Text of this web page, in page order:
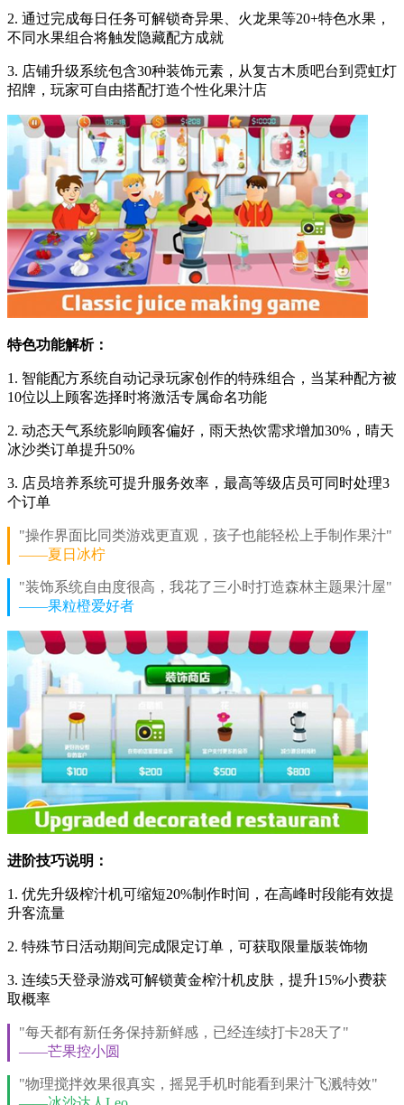
2. 通过完成每日任务可解锁奇异果、火龙果等20+特色水果，
不同水果组合将触发隐藏配方成就
3. 店铺升级系统包含30种装饰元素，从复古木质吧台到霓虹灯
招牌，玩家可自由搭配打造个性化果汁店
特色功能解析：
1. 智能配方系统自动记录玩家创作的特殊组合，当某种配方被
10位以上顾客选择时将激活专属命名功能
2. 动态天气系统影响顾客偏好，雨天热饮需求增加30%，晴天
冰沙类订单提升50%
3. 店员培养系统可提升服务效率，最高等级店员可同时处理3
个订单
"操作界面比同类游戏更直观，孩子也能轻松上手制作果汁"
——夏日冰柠
"装饰系统自由度很高，我花了三小时打造森林主题果汁屋"
——果粒橙爱好者
进阶技巧说明：
1. 优先升级榨汁机可缩短20%制作时间，在高峰时段能有效提
升客流量
2. 特殊节日活动期间完成限定订单，可获取限量版装饰物
3. 连续5天登录游戏可解锁黄金榨汁机皮肤，提升15%小费获
取概率
"每天都有新任务保持新鲜感，已经连续打卡28天了"
——芒果控小圆
"物理搅拌效果很真实，摇晃手机时能看到果汁飞溅特效"